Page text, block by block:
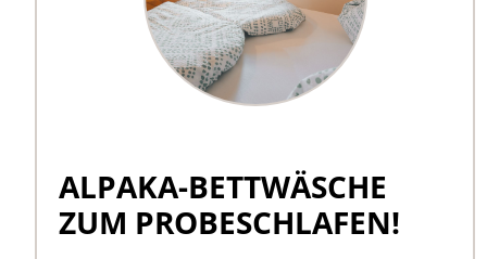
ALPAKA-BETTWÄSCHE
ZUM PROBESCHLAFEN!